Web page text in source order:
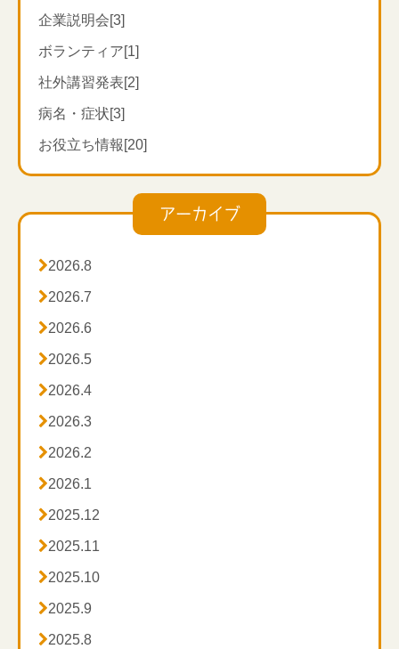
訪問鍼灸マッサージの対応地域エリアはこちら↓
◎横浜市青葉区・都筑区
◎東京都狛江市・稲城市・町田市
◎川崎市麻生区・多摩区・宮前区・高津区
ハートスマイルマッサージ・横浜
青葉
住所：横浜市青葉区美しが丘5-13-6-201
訪問マッサージ・鍼灸対応エリア
川崎市麻生区、多摩区、宮前区、高津区の全域、
横浜市青葉区、都筑区、
ハートスマイルマッサージ・横浜青
***********************
*********
訪問マッサージ・鍼灸対応エリア
川崎市麻生区、多摩区、宮前区、高津区の全域、
横浜市青葉区、都筑区、
東京都狛江市、稲城市と町田市の一部
無料体験マッサージを
下記まで！！
ＴＥＬ：
→ https://www.instagram.com/heart_smile_massage/
企業説明会[3]
ボランティア[1]
社外講習発表[2]
病名・症状[3]
お役立ち情報[20]
アーカイブ
2026.8
2026.7
2026.6
2026.5
2026.4
2026.3
2026.2
2026.1
2025.12
2025.11
2025.10
2025.9
2025.8